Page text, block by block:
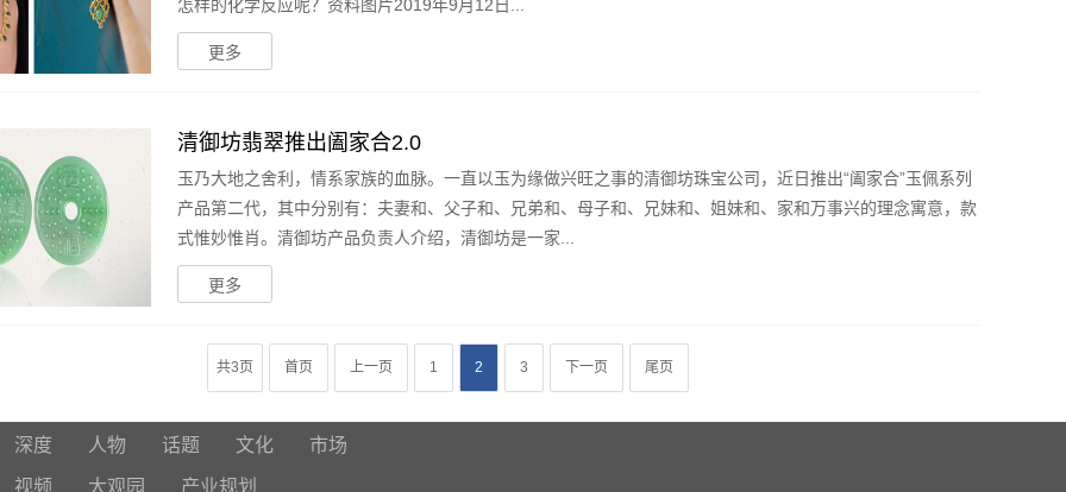
怎样的化学反应呢？资料图片2019年9月12日...
更多
清御坊翡翠推出阖家合2.0
玉乃大地之舍利，情系家族的血脉。一直以玉为缘做兴旺之事的清御坊珠宝公司，近日推出“阖家合”玉佩系列
产品第二代，其中分别有：夫妻和、父子和、兄弟和、母子和、兄妹和、姐妹和、家和万事兴的理念寓意，款
式惟妙惟肖。清御坊产品负责人介绍，清御坊是一家...
更多
共3页 首页 上一页 1 2 3 下一页 尾页
深度 人物 话题 文化 市场
视频 大观园 产业规划